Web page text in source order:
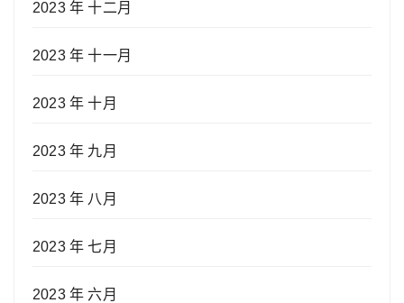
2023 年 十二月
2023 年 十一月
2023 年 十月
2023 年 九月
2023 年 八月
2023 年 七月
2023 年 六月